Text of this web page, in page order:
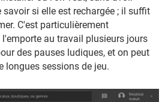
si elle est rechargée ; il suffit
C'est particulièrement
au travail plusieurs jours
des pauses ludiques, et on peut
longues sessions de jeu.